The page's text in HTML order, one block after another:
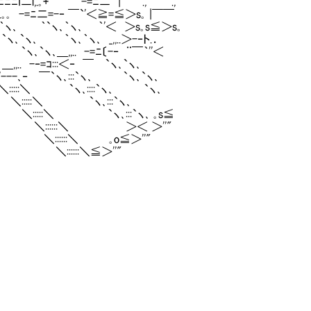
=ﾆ二=-‐ ￣`'＜≧=≦＞s｡ |￣￣
､ ｀`ヽ､｀ヽ､ ｀'＜ ＞s｡s≦＞s｡
｀ヽ､｀ヽ､ _,,..＞-‐ト.．
､＿,,.. -=ﾆ〔-‐ ¨￣｀''＜
ｺ:::＜‐ ￣ `ヽ､`ヽ､
`ヽ､:::`ヽ､ `ヽ､`ヽ､
＼ `ヽ､::::`ヽ､ `ヽ､
＼ `ヽ､:::`ヽ､
:::::＼ `ヽ､:::`ヽ､ ｡s≦
＼::::::＼ ＞＜ ＞''"
::::::＼ ｡o≦＞''"
::::::＼≦＞''"